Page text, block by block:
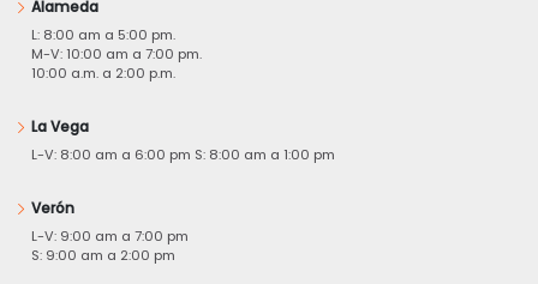
Alameda
L: 8:00 am a 5:00 pm.
M-V: 10:00 am a 7:00 pm.
10:00 a.m. a 2:00 p.m.
La Vega
L-V: 8:00 am a 6:00 pm S: 8:00 am a 1:00 pm
Verón
L-V: 9:00 am a 7:00 pm
S: 9:00 am a 2:00 pm